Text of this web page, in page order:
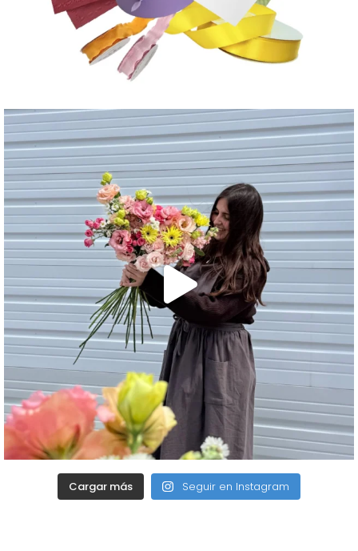
Cargar más Seguir en Instagram